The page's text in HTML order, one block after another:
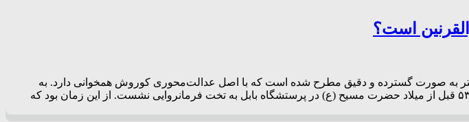
است؟
به صورت گسترده و دقیق مطرح شده است که با اصل عدالت‌محوری کوروش همخوانی دارد. به
گزارش پرتو جنوب به نقل از خبرگزاری مهر، پس از قدرت گرفتن کوروش او در چهاردهم اکتبر سال ۵۳۹ قبل از میلاد حضرت‬ مسیح‬ (ع) در پرستش‏گاه بابل به‬ تخت‬ فرمانروایی‬ نشست‬. از این زمان بود که